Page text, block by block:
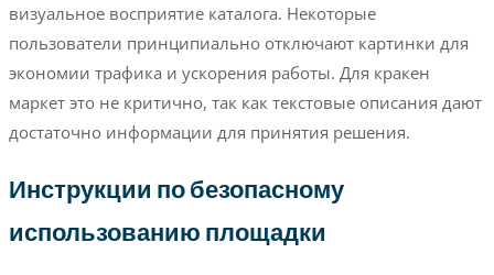
визуальное восприятие каталога. Некоторые
пользователи принципиально отключают картинки для
экономии трафика и ускорения работы. Для кракен
маркет это не критично, так как текстовые описания дают
достаточно информации для принятия решения.
Инструкции по безопасному
использованию площадки